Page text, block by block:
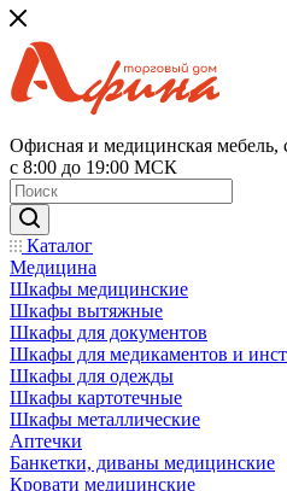
Офисная и медицинская мебель,
с 8:00 до 19:00 МСК
Каталог
Медицина
Шкафы медицинские
Шкафы вытяжные
Шкафы для документов
Шкафы для медикаментов и
Шкафы для одежды
Шкафы картотечные
Шкафы металлические
Аптечки
Банкетки, диваны медицинские
Кровати медицинские